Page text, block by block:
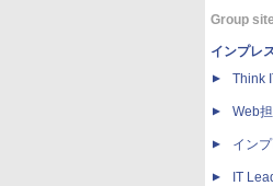
Group
インプレ
Think
Web
イン
IT